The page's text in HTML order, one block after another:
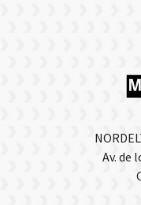
Av. de